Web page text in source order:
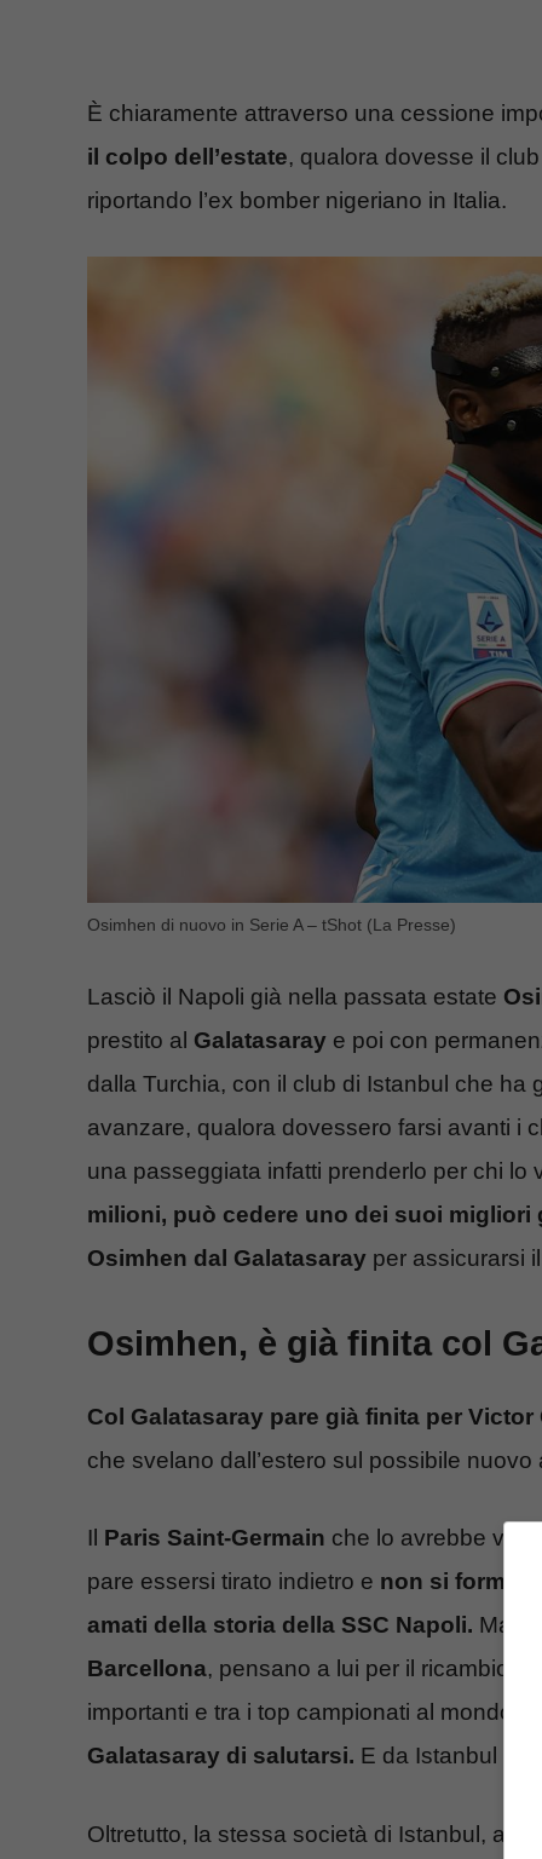
È chiaramente attraverso una cessione
il colpo dell’estate, qualora dovesse il
riportando l’ex bomber nigeriano in Italia.
Osimhen di nuovo in Serie A – tShot (La Presse)
Lasciò il Napoli già nella passata estate
prestito al Galatasaray e poi con
dalla Turchia, con il club di Istanbul che
avanzare, qualora dovessero farsi avanti i
una passeggiata infatti prenderlo per chi lo
milioni, può cedere uno dei suoi
Osimhen dal Galatasaray per assicurarsi
Osimhen, è già finita col
Col Galatasaray pare già finita per Victor
che svelano dall’estero sul possibile
Il Paris Saint-Germain che lo avrebbe
pare essersi tirato indietro e non si
amati della storia della SSC Napoli. Ma
Barcellona, pensano a lui per il ricambio
importanti e tra i top campionati al mondo,
Galatasaray di salutarsi. E da Istanbul
Oltretutto, la stessa società di Istanbul,